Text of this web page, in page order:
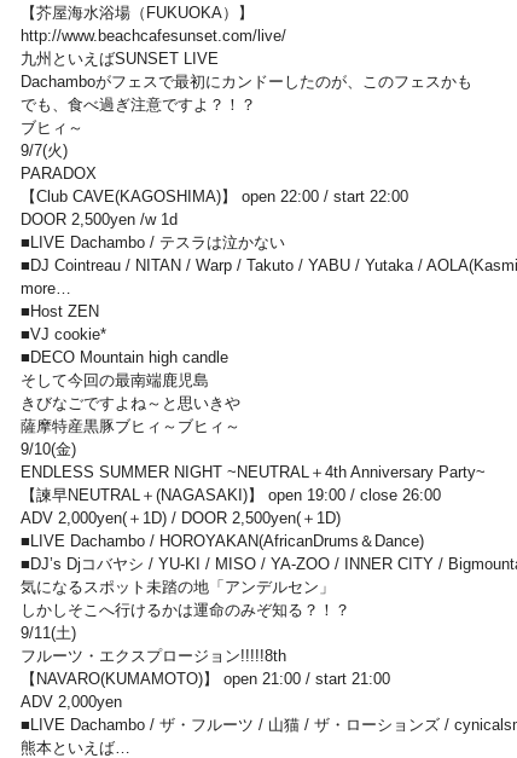
【芥屋海水浴場（FUKUOKA）】
http://www.beachcafesunset.com/live/
九州といえばSUNSET LIVE
Dachamboがフェスで最初にカンドーしたのが、このフェスかも
でも、食べ過ぎ注意ですよ？！？
ブヒィ～
9/7(火)
PARADOX
【Club CAVE(KAGOSHIMA)】 open 22:00 / start 22:00
DOOR 2,500yen /w 1d
■LIVE Dachambo / テスラは泣かない
■DJ Cointreau / NITAN / Warp / Takuto / YABU / Yutaka /
more…
■Host ZEN
■VJ cookie*
■DECO Mountain high candle
そして今回の最南端鹿児島
きびなごですよね～と思いきや
薩摩特産黒豚ブヒィ～ブヒィ～
9/10(金)
ENDLESS SUMMER NIGHT ~NEUTRAL＋4th Anniversary Party~
【諫早NEUTRAL＋(NAGASAKI)】 open 19:00 / close 26:00
ADV 2,000yen(＋1D) / DOOR 2,500yen(＋1D)
■LIVE Dachambo / HOROYAKAN(AfricanDrums＆Dance)
■DJ’s Djコバヤシ / YU-KI / MISO / YA-ZOO / INNER CITY /
気になるスポット未踏の地「アンデルセン」
しかしそこへ行けるかは運命のみぞ知る？！？
9/11(土)
フルーツ・エクスプロージョン!!!!!8th
【NAVARO(KUMAMOTO)】 open 21:00 / start 21:00
ADV 2,000yen
■LIVE Dachambo / ザ・フルーツ / 山猫 / ザ・ローションズ /
熊本といえば…